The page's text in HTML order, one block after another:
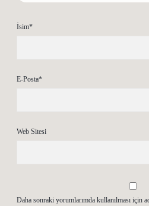
İsim*
E-Posta*
Web Sitesi
Daha sonraki yorumlarımda kullanılması için